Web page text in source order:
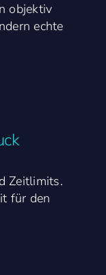
objektiv
echte
Zeitlimits.
für den